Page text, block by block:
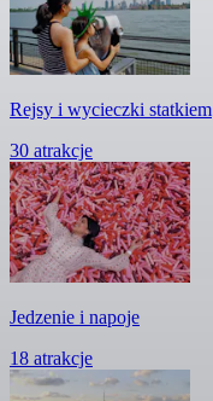
Rejsy i wycieczki statkiem
30 atrakcje
Jedzenie i napoje
18 atrakcje